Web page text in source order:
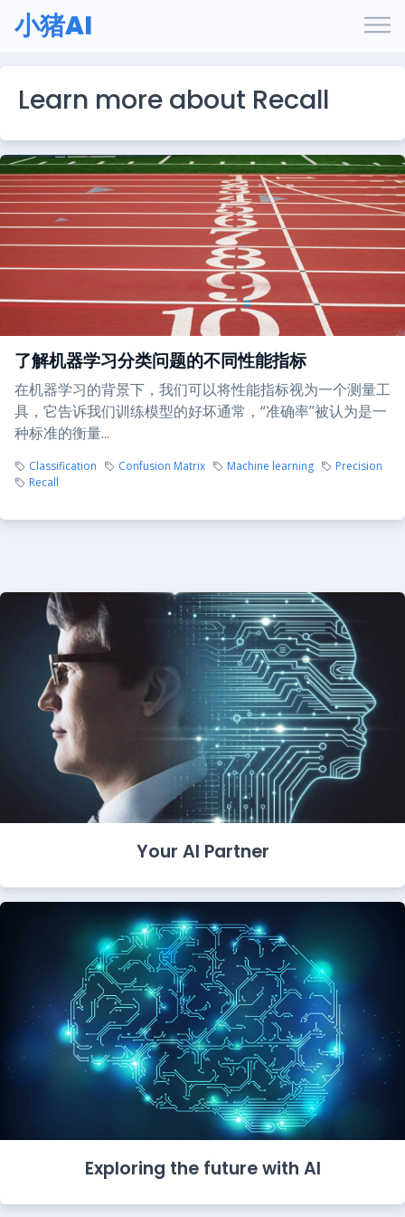
小猪AI
Learn more about Recall
了解机器学习分类问题的不同性能指标
在机器学习的背景下，我们可以将性能指标视为一个测量工
具，它告诉我们训练模型的好坏通常，“准确率”被认为是一
种标准的衡量...
Classification Confusion Matrix Machine learning
Precision
Recall
Your AI Partner
Exploring the future with AI